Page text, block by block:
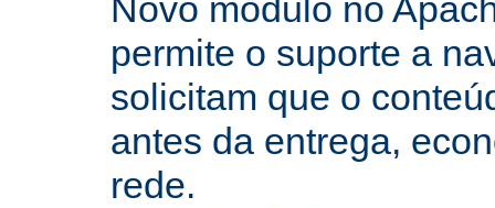
Novo módulo no
permite o suporte a
solicitam que o
antes da entrega,
rede.